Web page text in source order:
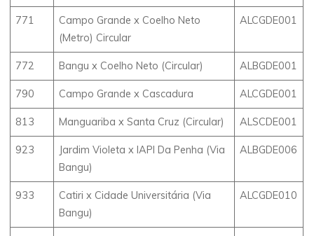
771
Campo Grande x Coelho Neto
(Metro) Circular
ALCGDE001
772 Bangu x Coelho Neto (Circular) ALBGDE001
790 Campo Grande x Cascadura ALCGDE001
813 Manguariba x Santa Cruz (Circular) ALSCDE001
923
Jardim Violeta x IAPI Da Penha (Via
Bangu)
ALBGDE006
933
Catiri x Cidade Universitária (Via
Bangu)
ALCGDE010